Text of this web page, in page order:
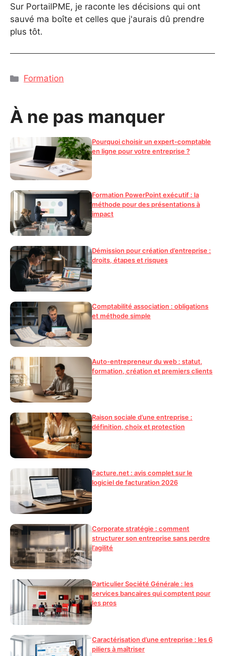
Sur PortailPME, je raconte les décisions qui ont
sauvé ma boîte et celles que j'aurais dû prendre
plus tôt.
Catégories
Formation
À ne pas manquer
Pourquoi choisir un expert-comptable
en ligne pour votre entreprise ?
Formation PowerPoint exécutif : la
méthode pour des présentations à
impact
Démission pour création d’entreprise :
droits, étapes et risques
Comptabilité association : obligations
et méthode simple
Auto-entrepreneur du web : statut,
formation, création et premiers clients
Raison sociale d’une entreprise :
définition, choix et protection
Facture.net : avis complet sur le
logiciel de facturation 2026
Corporate stratégie : comment
structurer son entreprise sans perdre
l’agilité
Particulier Société Générale : les
services bancaires qui comptent pour
les pros
Caractérisation d’une entreprise : les 6
piliers à maîtriser